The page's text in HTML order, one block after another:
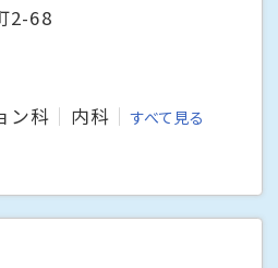
2-68
ン科
内科 すべて見る